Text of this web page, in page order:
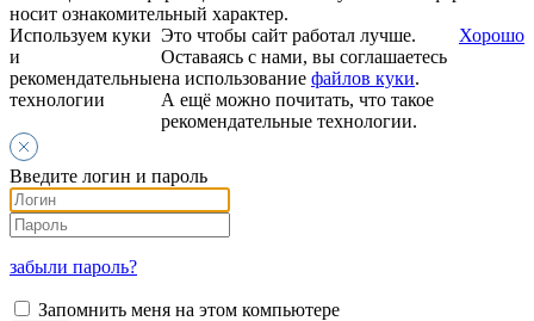
носит ознакомительный характер.
Используем куки
и
рекомендательные
технологии
Это чтобы сайт работал лучше.
Оставаясь с нами, вы соглашаетесь
на использование файлов куки.
А ещё можно почитать, что такое
рекомендательные технологии.
Хорошо
Введите логин и пароль
забыли пароль?
Запомнить меня на этом компьютере